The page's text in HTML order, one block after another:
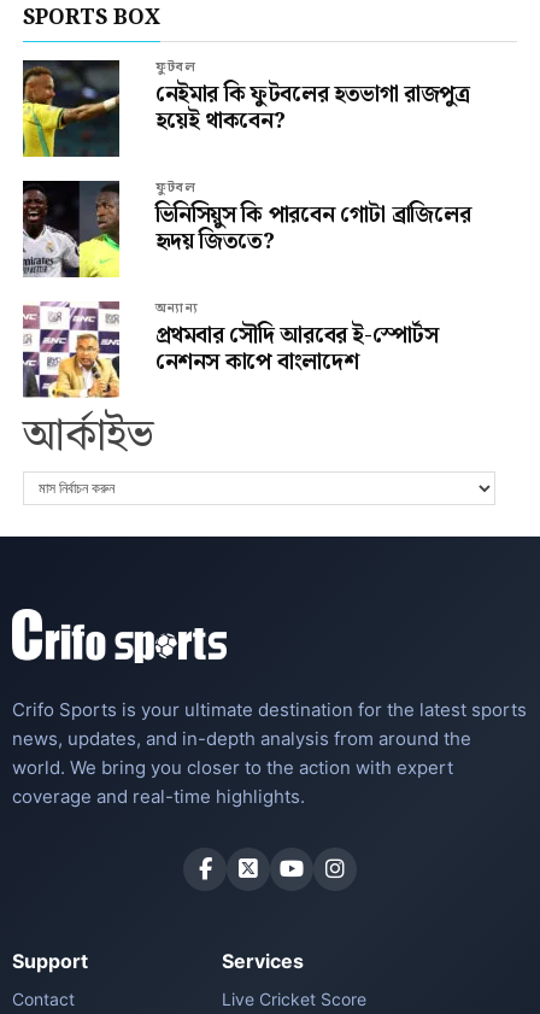
SPORTS BOX
ফুটবল
নেইমার কি ফুটবলের হতভাগা রাজপুত্র
হয়েই থাকবেন?
ফুটবল
ভিনিসিয়ুস কি পারবেন গোটা ব্রাজিলের
হৃদয় জিততে?
অন্যান্য
প্রথমবার সৌদি আরবের ই-স্পোর্টস
নেশনস কাপে বাংলাদেশ
আর্কাইভ
Crifo Sports is your ultimate destination for the latest sports
news, updates, and in-depth analysis from around the
world. We bring you closer to the action with expert
coverage and real-time highlights.
Support
Contact
Services
Live Cricket Score